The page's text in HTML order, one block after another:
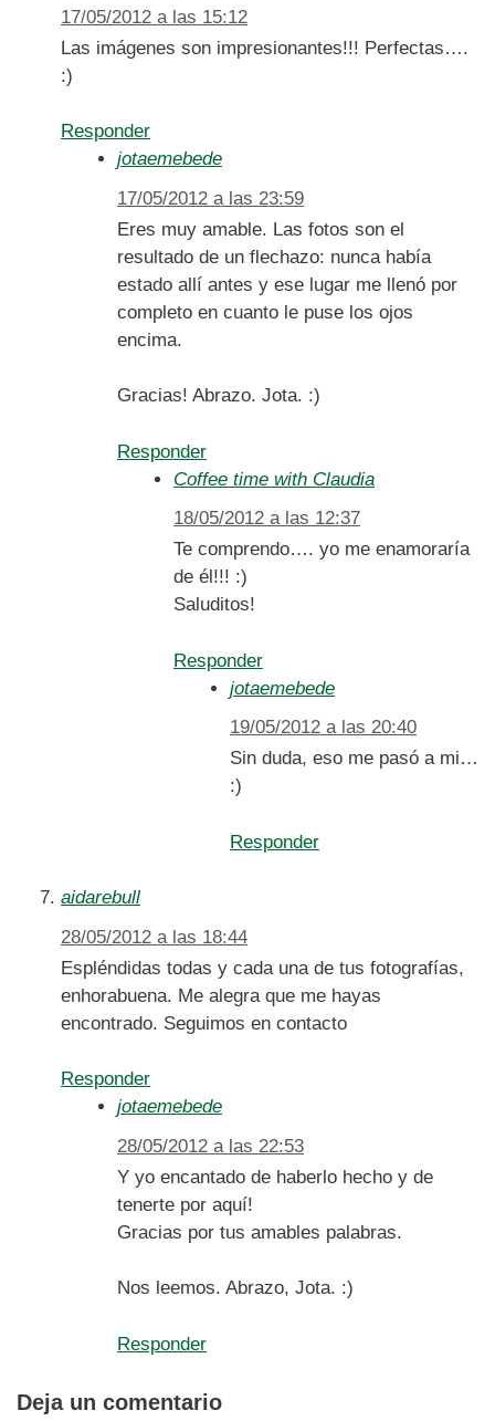
17/05/2012 a las 15:12
Las imágenes son impresionantes!!! Perfectas….
:)
Responder
jotaemebede
17/05/2012 a las 23:59
Eres muy amable. Las fotos son el
resultado de un flechazo: nunca había
estado allí antes y ese lugar me llenó por
completo en cuanto le puse los ojos
encima.
Gracias! Abrazo. Jota. :)
Responder
Coffee time with Claudia
18/05/2012 a las 12:37
Te comprendo…. yo me enamoraría
de él!!! :)
Saluditos!
Responder
jotaemebede
19/05/2012 a las 20:40
Sin duda, eso me pasó a mi…
:)
Responder
aidarebull
28/05/2012 a las 18:44
Espléndidas todas y cada una de tus fotografías,
enhorabuena. Me alegra que me hayas
encontrado. Seguimos en contacto
Responder
jotaemebede
28/05/2012 a las 22:53
Y yo encantado de haberlo hecho y de
tenerte por aquí!
Gracias por tus amables palabras.
Nos leemos. Abrazo, Jota. :)
Responder
Deja un comentario